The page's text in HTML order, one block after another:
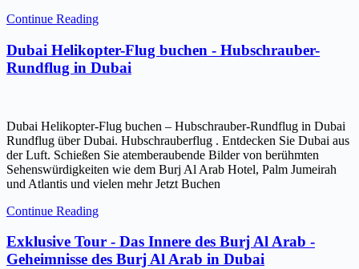
Continue Reading
Dubai Helikopter-Flug buchen - Hubschrauber-
Rundflug in Dubai
Dubai Helikopter-Flug buchen – Hubschrauber-Rundflug in Dubai
Rundflug über Dubai. Hubschrauberflug . Entdecken Sie Dubai aus
der Luft. Schießen Sie atemberaubende Bilder von berühmten
Sehenswürdigkeiten wie dem Burj Al Arab Hotel, Palm Jumeirah
und Atlantis und vielen mehr Jetzt Buchen
Continue Reading
Exklusive Tour - Das Innere des Burj Al Arab -
Geheimnisse des Burj Al Arab in Dubai